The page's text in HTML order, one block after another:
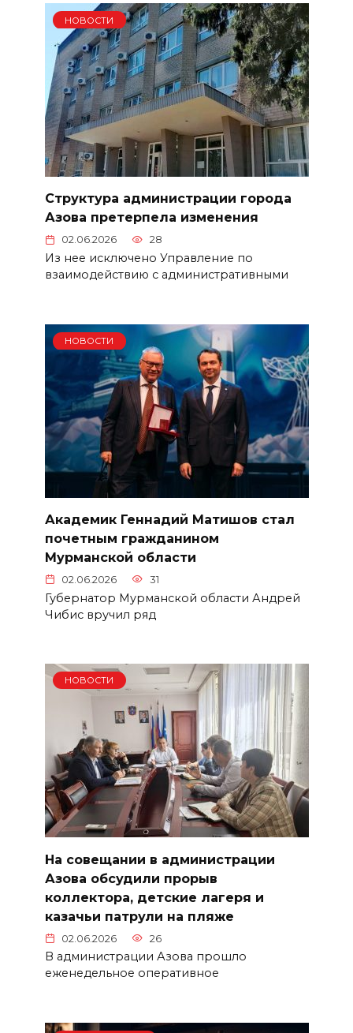
НОВОСТИ
Структура администрации города
Азова претерпела изменения
02.06.2026 28
Из нее исключено Управление по
взаимодействию с административными
НОВОСТИ
Академик Геннадий Матишов стал
почетным гражданином
Мурманской области
02.06.2026 31
Губернатор Мурманской области Андрей
Чибис вручил ряд
НОВОСТИ
На совещании в администрации
Азова обсудили прорыв
коллектора, детские лагеря и
казачьи патрули на пляже
02.06.2026 26
В администрации Азова прошло
еженедельное оперативное